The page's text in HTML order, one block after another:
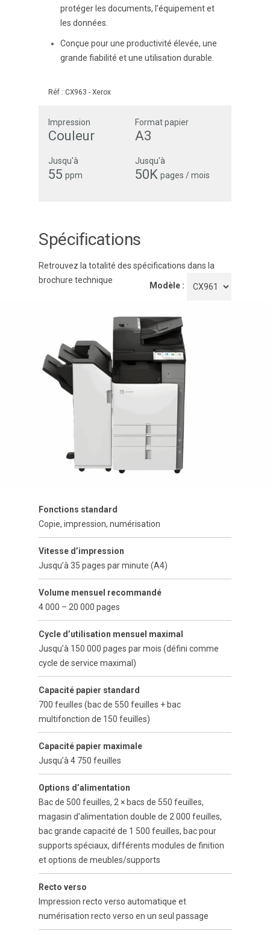
protéger les documents, l’équipement et
les données.
Conçue pour une productivité élevée, une
grande fiabilité et une utilisation durable.
Réf : CX963 - Xerox
Impression
Couleur
Format papier
A3
Jusqu'à
55 ppm
Jusqu'à
50K pages / mois
Spécifications
Retrouvez la totalité des spécifications dans la
brochure technique
Modèle :
Fonctions standard
Copie, impression, numérisation
Vitesse d’impression
Jusqu’à 35 pages par minute (A4)
Volume mensuel recommandé
4 000 – 20 000 pages
Cycle d’utilisation mensuel maximal
Jusqu’à 150 000 pages par mois (défini comme
cycle de service maximal)
Capacité papier standard
700 feuilles (bac de 550 feuilles + bac
multifonction de 150 feuilles)
Capacité papier maximale
Jusqu’à 4 750 feuilles
Options d’alimentation
Bac de 500 feuilles, 2 × bacs de 550 feuilles,
magasin d’alimentation double de 2 000 feuilles,
bac grande capacité de 1 500 feuilles, bac pour
supports spéciaux, différents modules de finition
et options de meubles/supports
Recto verso
Impression recto verso automatique et
numérisation recto verso en un seul passage